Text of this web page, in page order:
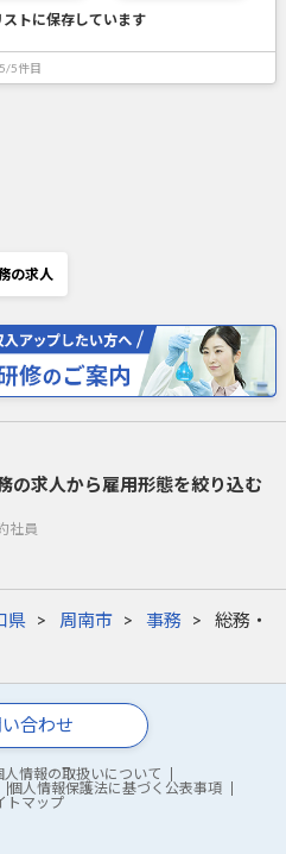
トに保存しています
5/5件目
の求人
の求人から雇用形態を絞り込む
社員
県 周南市 事務
総務・
合わせ
人情報の取扱いについて
個人情報保護法に基づく公表事項
トマップ